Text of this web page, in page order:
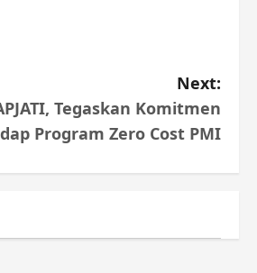
Next:
Tegaskan Komitmen
Program Zero Cost PMI